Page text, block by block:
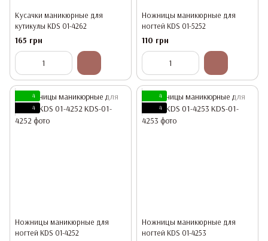
Кусачки маникюрные для
кутикулы KDS 01-4262
165 грн
Ножницы маникюрные для
ногтей KDS 01-5252
110 грн
4
4
Ножницы маникюрные для
ногтей KDS 01-4252
4
4
Ножницы маникюрные для
ногтей KDS 01-4253